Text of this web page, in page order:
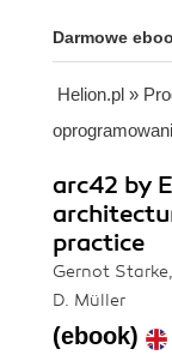
Darmowe
Helion.pl »
arc42 by
practice
Gernot
D. Müller
(ebook)